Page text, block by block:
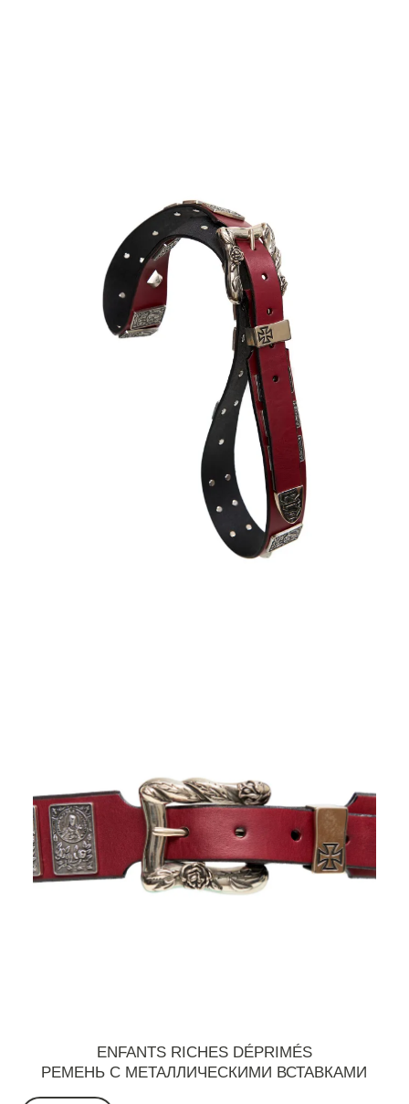
ENFANTS RICHES DÉPRIMÉS
РЕМЕНЬ С МЕТАЛЛИЧЕСКИМИ ВСТАВКАМИ